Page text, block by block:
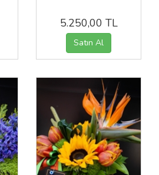
5.250,00 TL